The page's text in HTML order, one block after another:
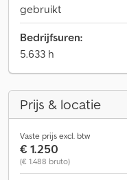
gebruikt
Bedrijfsuren:
5.633 h
Prijs & locatie
Vaste prijs excl. btw
€ 1.250
(€ 1.488 bruto)